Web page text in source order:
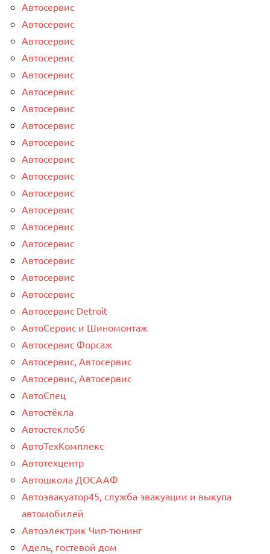
Автосервис
Автосервис
Автосервис
Автосервис
Автосервис
Автосервис
Автосервис
Автосервис
Автосервис
Автосервис
Автосервис
Автосервис
Автосервис
Автосервис
Автосервис
Автосервис
Автосервис
Автосервис
Автосервис Detroit
АвтоСервис и Шиномонтаж
Автосервис Форсаж
Автосервис, Автосервис
Автосервис, Автосервис
АвтоСпец
Автостёкла
Автостекло56
АвтоТехКомплекс
Автотехцентр
Автошкола ДОСААФ
Автоэвакуатор45, служба эвакуации и выкупа
автомобилей
Автоэлектрик Чип-тюнинг
Адель, гостевой дом